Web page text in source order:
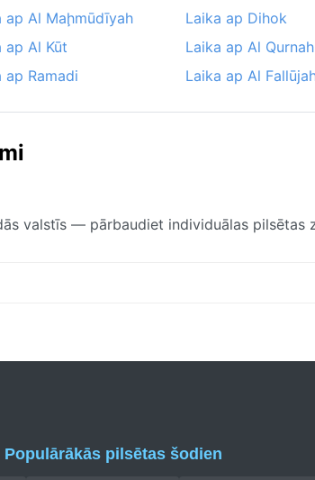
ap Al Maḩmūdīyah
Laika ap Dihok
ap Al Kūt
Laika ap Al Qurnah
ap Ramadi Laika ap Al
valstīs — pārbaudiet individuālas pilsētas
Populārākās pilsētas šodien